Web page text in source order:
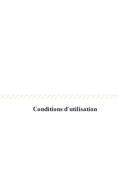
Conditions d'utilisation